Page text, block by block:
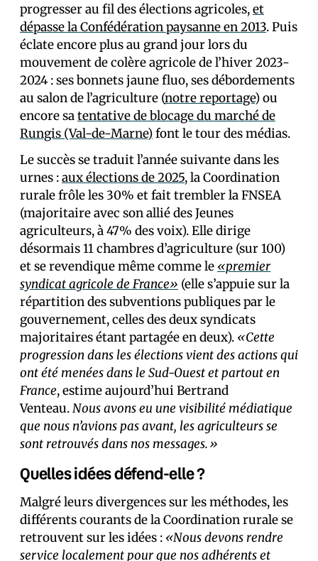
progresser au fil des élections agricoles,et
dépasse la Confédération paysanne en 2013. Puis
éclate encore plus au grand jour lors du
mouvement de colère agricole de l’hiver 2023-
2024 : ses bonnets jaune fluo, ses débordements
au salon de l’agriculture (notre reportage) ou
encore satentative de blocage du marché de
Rungis (Val-de-Marne)font le tour des médias.
Le succès se traduit l’année suivante dans les
urnes :aux élections de 2025, la Coordination
rurale frôle les 30% et fait trembler la FNSEA
(majoritaire avec son allié des Jeunes
agriculteurs, à 47% des voix). Elle dirige
désormais 11 chambres d’agriculture (sur 100)
et se revendique même comme le «premier
syndicat agricole de France» (elle s’appuie sur la
répartition des subventions publiques par le
gouvernement, celles des deux syndicats
majoritaires étant partagée en deux). «Cette
progression dans les élections vient des actions qui
ont été menées dans le Sud-Ouest et partout en
France, estime aujourd’hui Bertrand
Venteau.Nous avons eu une visibilité médiatique
que nous n’avions pas avant, les agriculteurs se
sont retrouvés dans nos messages.»
Quelles idées défend-elle ?
Malgré leurs divergences sur les méthodes, les
différents courants de la Coordination rurale se
retrouvent sur les idées : «Nous devons rendre
service localement pour que nos adhérents et